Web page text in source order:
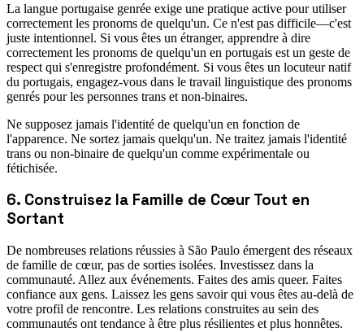
La langue portugaise genrée exige une pratique active pour utiliser
correctement les pronoms de quelqu'un. Ce n'est pas difficile—c'est
juste intentionnel. Si vous êtes un étranger, apprendre à dire
correctement les pronoms de quelqu'un en portugais est un geste de
respect qui s'enregistre profondément. Si vous êtes un locuteur natif
du portugais, engagez-vous dans le travail linguistique des pronoms
genrés pour les personnes trans et non-binaires.
Ne supposez jamais l'identité de quelqu'un en fonction de
l'apparence. Ne sortez jamais quelqu'un. Ne traitez jamais l'identité
trans ou non-binaire de quelqu'un comme expérimentale ou
fétichisée.
6. Construisez la Famille de Cœur Tout en
Sortant
De nombreuses relations réussies à São Paulo émergent des réseaux
de famille de cœur, pas de sorties isolées. Investissez dans la
communauté. Allez aux événements. Faites des amis queer. Faites
confiance aux gens. Laissez les gens savoir qui vous êtes au-delà de
votre profil de rencontre. Les relations construites au sein des
communautés ont tendance à être plus résilientes et plus honnêtes.